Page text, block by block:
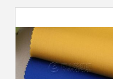
售指南